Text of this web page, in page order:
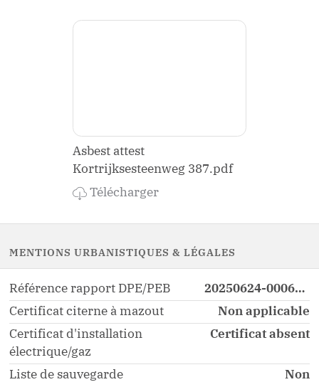
Asbest attest
Kortrijksesteenweg 387.pdf
Télécharger
MENTIONS URBANISTIQUES & LÉGALES
Référence rapport DPE/PEB
20250624-0006847643-NR-1
Certificat citerne à mazout
Non applicable
Certificat d'installation
électrique/gaz
Certificat absent
Liste de sauvegarde
Non